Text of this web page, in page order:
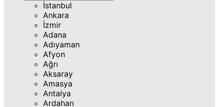
İstanbul
Ankara
İzmir
Adana
Adıyaman
Afyon
Ağrı
Aksaray
Amasya
Antalya
Ardahan